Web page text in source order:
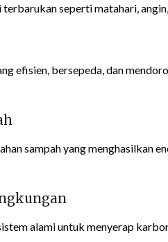
seperti matahari,
efisien, bersepeda, dan
sampah yang menghasilkan
alami untuk menyerap